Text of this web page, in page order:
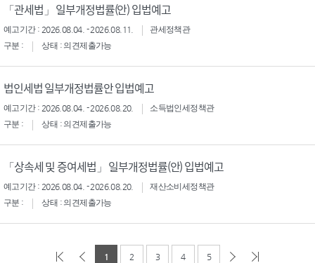
「관세법」 일부개정법률(안) 입법예고
예고기간 : 2026.08.04. - 2026.08.11.
관세정책관
구분 :
상태 : 의견제출가능
법인세법 일부개정법률안 입법예고
예고기간 : 2026.08.04. - 2026.08.20.
소득법인세정책관
구분 :
상태 : 의견제출가능
「상속세 및 증여세법」 일부개정법률(안) 입법예고
예고기간 : 2026.08.04. - 2026.08.20.
재산소비세정책관
구분 :
상태 : 의견제출가능
1 2 3 4 5